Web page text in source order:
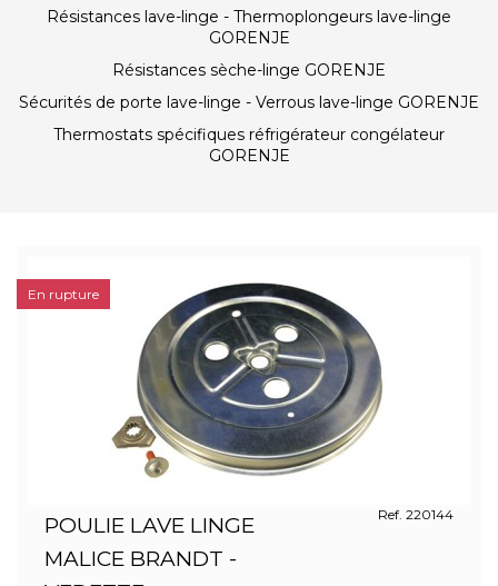
Résistances lave-linge - Thermoplongeurs lave-linge
GORENJE
Résistances sèche-linge GORENJE
Sécurités de porte lave-linge - Verrous lave-linge GORENJE
Thermostats spécifiques réfrigérateur congélateur
GORENJE
POULIE LAVE LINGE
MALICE BRANDT -
Ref. 220144
En rupture